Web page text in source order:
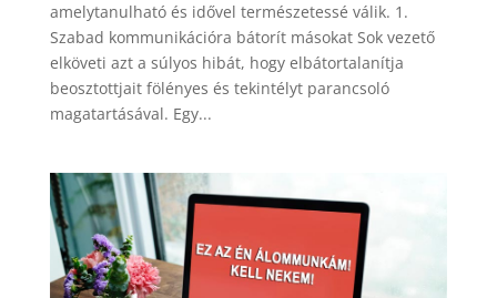
amelytanulható és idővel természetessé válik. 1.
Szabad kommunikációra bátorít másokat Sok vezető
elköveti azt a súlyos hibát, hogy elbátortalanítja
beosztottjait fölényes és tekintélyt parancsoló
magatartásával. Egy...